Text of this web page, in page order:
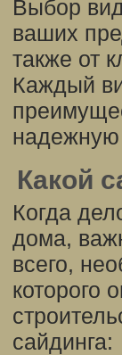
Выбор
ваших
также от
Каждый
надежную
Какой
Когда
дома,
всего,
которого
сайдинга: